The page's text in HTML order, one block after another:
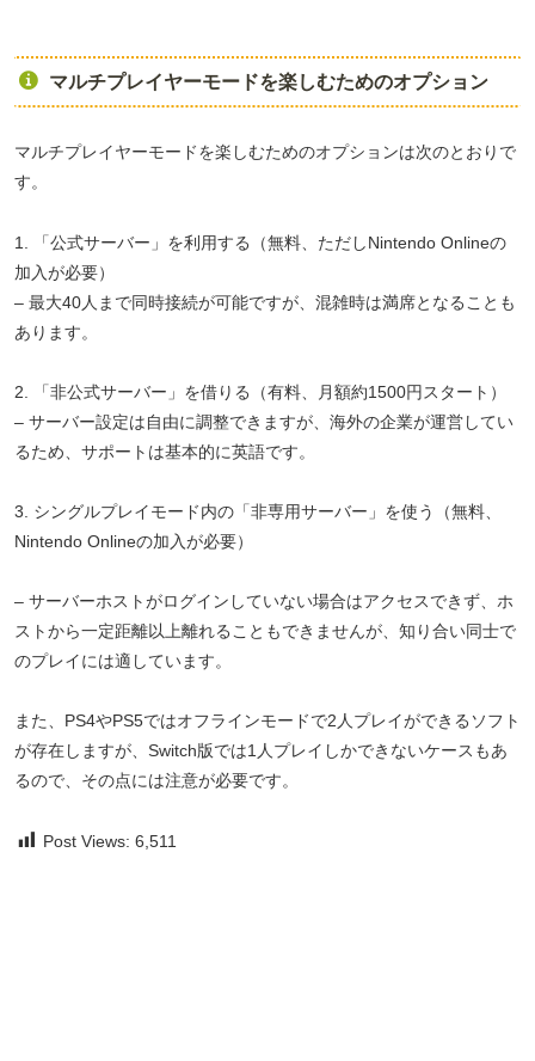
マルチプレイヤーモードを楽しむためのオプション
マルチプレイヤーモードを楽しむためのオプションは次のとおりで
す。
1. 「公式サーバー」を利用する（無料、ただしNintendo Onlineの
加入が必要）
– 最大40人まで同時接続が可能ですが、混雑時は満席となることも
あります。
2. 「非公式サーバー」を借りる（有料、月額約1500円スタート）
– サーバー設定は自由に調整できますが、海外の企業が運営してい
るため、サポートは基本的に英語です。
3. シングルプレイモード内の「非専用サーバー」を使う（無料、
Nintendo Onlineの加入が必要）
– サーバーホストがログインしていない場合はアクセスできず、ホ
ストから一定距離以上離れることもできませんが、知り合い同士で
のプレイには適しています。
また、PS4やPS5ではオフラインモードで2人プレイができるソフト
が存在しますが、Switch版では1人プレイしかできないケースもあ
るので、その点には注意が必要です。
Post Views: 6,511